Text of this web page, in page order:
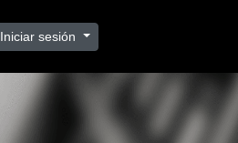
Iniciar sesión